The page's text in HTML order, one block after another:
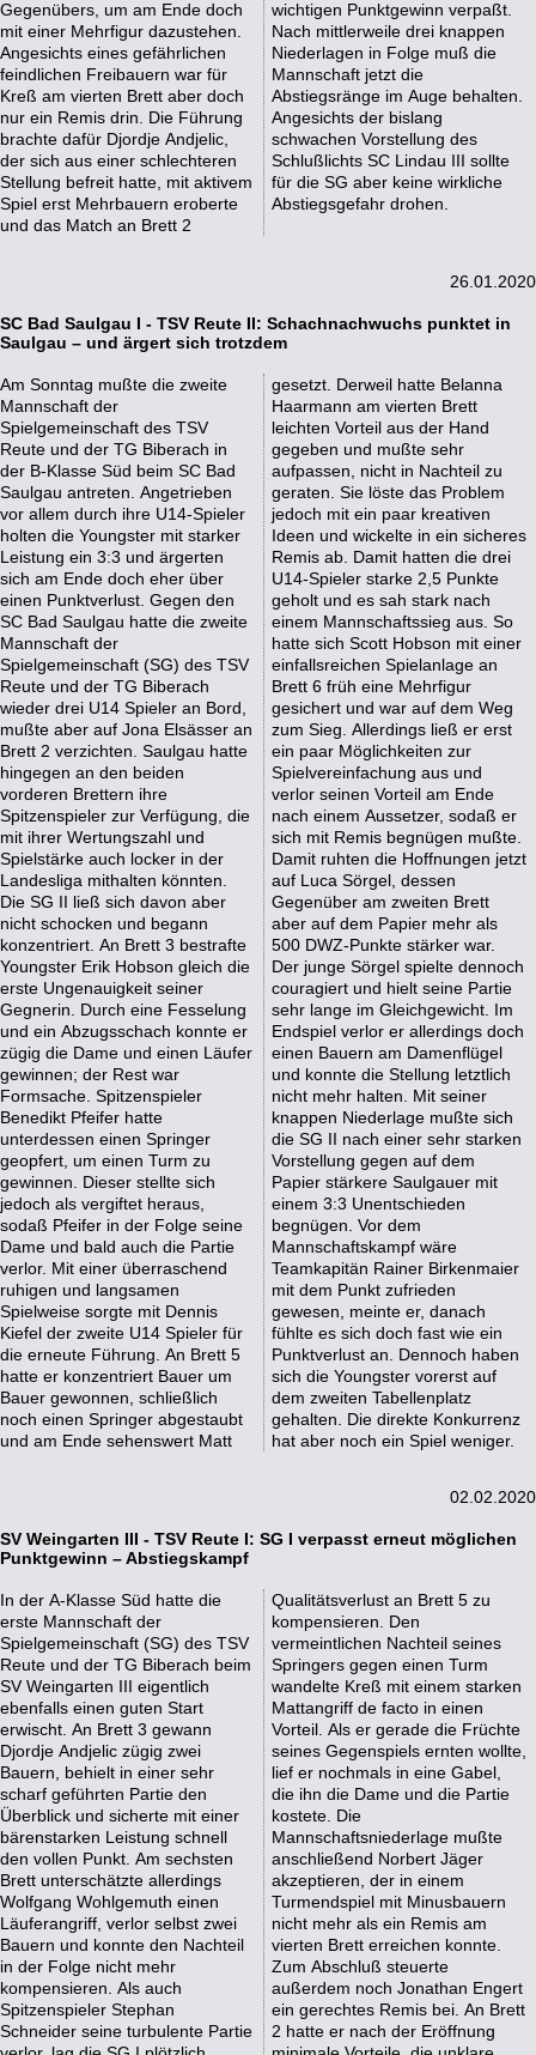
Gegenübers, um am Ende doch
mit einer Mehrfigur dazustehen.
Angesichts eines gefährlichen
feindlichen Freibauern war für
Kreß am vierten Brett aber doch
nur ein Remis drin. Die Führung
brachte dafür Djordje Andjelic,
der sich aus einer schlechteren
Stellung befreit hatte, mit aktivem
Spiel erst Mehrbauern eroberte
und das Match an Brett 2
wichtigen Punktgewinn verpaßt.
Nach mittlerweile drei knappen
Niederlagen in Folge muß die
Mannschaft jetzt die
Abstiegsränge im Auge behalten.
Angesichts der bislang
schwachen Vorstellung des
Schlußlichts SC Lindau III sollte
für die SG aber keine wirkliche
Abstiegsgefahr drohen.
26.01.2020
SC Bad Saulgau I - TSV Reute II: Schachnachwuchs punktet in
Saulgau – und ärgert sich trotzdem
Am Sonntag mußte die zweite
Mannschaft der
Spielgemeinschaft des TSV
Reute und der TG Biberach in
der B-Klasse Süd beim SC Bad
Saulgau antreten. Angetrieben
vor allem durch ihre U14-Spieler
holten die Youngster mit starker
Leistung ein 3:3 und ärgerten
sich am Ende doch eher über
einen Punktverlust. Gegen den
SC Bad Saulgau hatte die zweite
Mannschaft der
Spielgemeinschaft (SG) des TSV
Reute und der TG Biberach
wieder drei U14 Spieler an Bord,
mußte aber auf Jona Elsässer an
Brett 2 verzichten. Saulgau hatte
hingegen an den beiden
vorderen Brettern ihre
Spitzenspieler zur Verfügung, die
mit ihrer Wertungszahl und
Spielstärke auch locker in der
Landesliga mithalten könnten.
Die SG II ließ sich davon aber
nicht schocken und begann
konzentriert. An Brett 3 bestrafte
Youngster Erik Hobson gleich die
erste Ungenauigkeit seiner
Gegnerin. Durch eine Fesselung
und ein Abzugsschach konnte er
zügig die Dame und einen Läufer
gewinnen; der Rest war
Formsache. Spitzenspieler
Benedikt Pfeifer hatte
unterdessen einen Springer
geopfert, um einen Turm zu
gewinnen. Dieser stellte sich
jedoch als vergiftet heraus,
sodaß Pfeifer in der Folge seine
Dame und bald auch die Partie
verlor. Mit einer überraschend
ruhigen und langsamen
Spielweise sorgte mit Dennis
Kiefel der zweite U14 Spieler für
die erneute Führung. An Brett 5
hatte er konzentriert Bauer um
Bauer gewonnen, schließlich
noch einen Springer abgestaubt
und am Ende sehenswert Matt
gesetzt. Derweil hatte Belanna
Haarmann am vierten Brett
leichten Vorteil aus der Hand
gegeben und mußte sehr
aufpassen, nicht in Nachteil zu
geraten. Sie löste das Problem
jedoch mit ein paar kreativen
Ideen und wickelte in ein sicheres
Remis ab. Damit hatten die drei
U14-Spieler starke 2,5 Punkte
geholt und es sah stark nach
einem Mannschaftssieg aus. So
hatte sich Scott Hobson mit einer
einfallsreichen Spielanlage an
Brett 6 früh eine Mehrfigur
gesichert und war auf dem Weg
zum Sieg. Allerdings ließ er erst
ein paar Möglichkeiten zur
Spielvereinfachung aus und
verlor seinen Vorteil am Ende
nach einem Aussetzer, sodaß er
sich mit Remis begnügen mußte.
Damit ruhten die Hoffnungen jetzt
auf Luca Sörgel, dessen
Gegenüber am zweiten Brett
aber auf dem Papier mehr als
500 DWZ-Punkte stärker war.
Der junge Sörgel spielte dennoch
couragiert und hielt seine Partie
sehr lange im Gleichgewicht. Im
Endspiel verlor er allerdings doch
einen Bauern am Damenflügel
und konnte die Stellung letztlich
nicht mehr halten. Mit seiner
knappen Niederlage mußte sich
die SG II nach einer sehr starken
Vorstellung gegen auf dem
Papier stärkere Saulgauer mit
einem 3:3 Unentschieden
begnügen. Vor dem
Mannschaftskampf wäre
Teamkapitän Rainer Birkenmaier
mit dem Punkt zufrieden
gewesen, meinte er, danach
fühlte es sich doch fast wie ein
Punktverlust an. Dennoch haben
sich die Youngster vorerst auf
dem zweiten Tabellenplatz
gehalten. Die direkte Konkurrenz
hat aber noch ein Spiel weniger.
02.02.2020
SV Weingarten III - TSV Reute I: SG I verpasst erneut möglichen
Punktgewinn – Abstiegskampf
In der A-Klasse Süd hatte die
erste Mannschaft der
Spielgemeinschaft (SG) des TSV
Reute und der TG Biberach beim
SV Weingarten III eigentlich
ebenfalls einen guten Start
erwischt. An Brett 3 gewann
Djordje Andjelic zügig zwei
Bauern, behielt in einer sehr
scharf geführten Partie den
Überblick und sicherte mit einer
bärenstarken Leistung schnell
den vollen Punkt. Am sechsten
Brett unterschätzte allerdings
Wolfgang Wohlgemuth einen
Läuferangriff, verlor selbst zwei
Bauern und konnte den Nachteil
in der Folge nicht mehr
kompensieren. Als auch
Spitzenspieler Stephan
Schneider seine turbulente Partie
Qualitätsverlust an Brett 5 zu
kompensieren. Den
vermeintlichen Nachteil seines
Springers gegen einen Turm
wandelte Kreß mit einem starken
Mattangriff de facto in einen
Vorteil. Als er gerade die Früchte
seines Gegenspiels ernten wollte,
lief er nochmals in eine Gabel,
die ihn die Dame und die Partie
kostete. Die
Mannschaftsniederlage mußte
anschließend Norbert Jäger
akzeptieren, der in einem
Turmendspiel mit Minusbauern
nicht mehr als ein Remis am
vierten Brett erreichen konnte.
Zum Abschluß steuerte
außerdem noch Jonathan Engert
ein gerechtes Remis bei. An Brett
2 hatte er nach der Eröffnung